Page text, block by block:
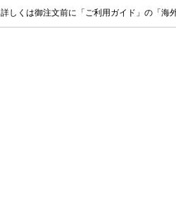
詳しくは御注文前に「ご利用ガイド」の「海